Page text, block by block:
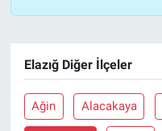
Elazığ Diğer İlçeler
Ağin Alacakaya